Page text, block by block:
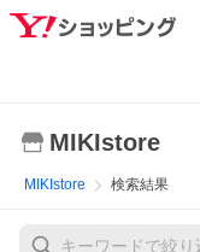
MIKIstore
MIKIstore 検索結果